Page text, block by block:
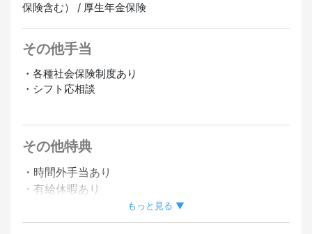
保険含む） / 厚生年金保険
その他手当
・各種社会保険制度あり
・シフト応相談
正社員登用あり
その他特典
・時間外手当あり
・有給休暇あり
・友達紹介手当あり
もっと見る ▼